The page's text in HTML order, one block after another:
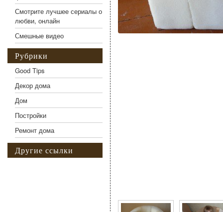
Смотрите лучшее сериалы о
любви, онлайн
Смешные видео
Рубрики
Good Tips
Декор дома
Дом
Постройки
Ремонт дома
Другие ссылки